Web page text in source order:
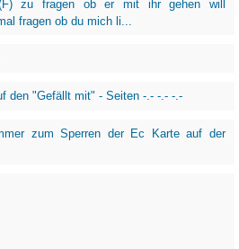
zu fragen ob er mit ihr gehen will
fragen ob du mich li...
den "Gefällt mit" - Seiten -.- -.- -.-
zum Sperren der Ec Karte auf der